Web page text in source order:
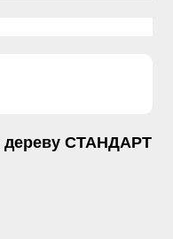
дереву СТАНДАРТ